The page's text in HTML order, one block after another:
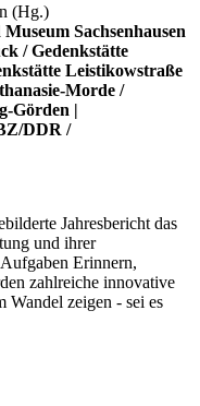
(Hg.)
Sachsenhausen
/Gedenkstätte
Leistikowstraße
Morde /
Görden |
DDR /
Jahresbericht das
und ihrer
Erinnern,
zahlreiche innovative
Wandel zeigen - sei es